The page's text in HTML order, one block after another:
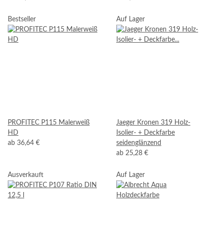
Bestseller
PROFITEC P115 Malerweiß
HD
ab 36,64 €
Auf Lager
Jaeger Kronen 319 Holz-
Isolier- + Deckfarbe
seidenglänzend
ab 25,28 €
Ausverkauft Auf Lager